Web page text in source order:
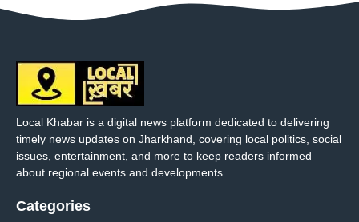
Local Khabar is a digital news platform dedicated to delivering
timely news updates on Jharkhand, covering local politics, social
issues, entertainment, and more to keep readers informed
about regional events and developments..
Categories